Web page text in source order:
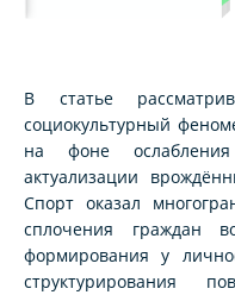
В статье
социокультурный
на фоне
актуализации
Спорт оказал
сплочения граждан
формирования у
структурирования